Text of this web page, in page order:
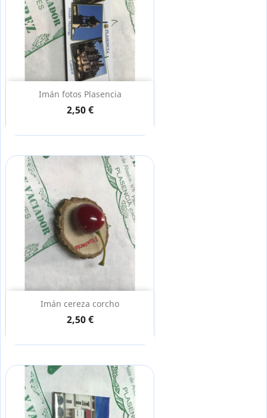
Imán fotos Plasencia
2,50 €
Imán cereza corcho
2,50 €